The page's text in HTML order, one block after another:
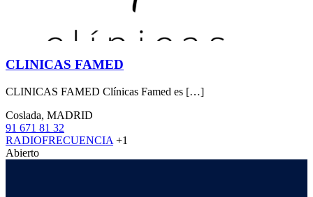
CLINICAS FAMED
CLINICAS FAMED Clínicas Famed es […]
Coslada, MADRID
91 671 81 32
RADIOFRECUENCIA +1
Abierto